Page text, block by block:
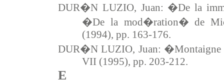
DUR�N LUZIO, Juan: �De la
�De la mod�ration� de
(1994), pp. 163-176.
DUR�N LUZIO, Juan:
VII (1995), pp. 203-212.
E